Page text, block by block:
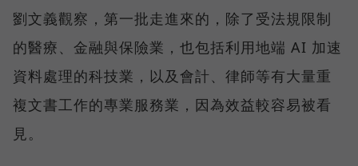
劉文義觀察，第一批走進來的，除了受法規限制
的醫療、金融與保險業，也包括利用地端 AI 加速
資料處理的科技業，以及會計、律師等有大量重
複文書工作的專業服務業，因為效益較容易被看
見。